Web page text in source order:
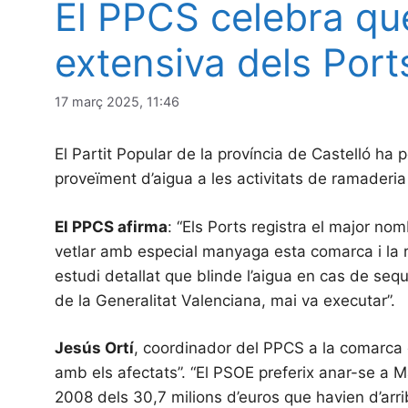
El PPCS celebra
extensiva dels
17 març 2025, 11:46
El Partit Popular de la província de Castelló ha
proveïment d’aigua a les activitats de
El PPCS afirma: “Els Ports registra el major
vetlar amb especial manyaga esta comarca i
estudi detallat que blinde l’aigua en cas de
de la Generalitat Valenciana, mai va executar”.
Jesús Ortí, coordinador del PPCS a la
amb els afectats”. “El PSOE preferix anar-se a
2008 dels 30,7 milions d’euros que havien